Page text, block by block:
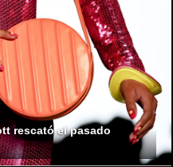
rescató el pasado